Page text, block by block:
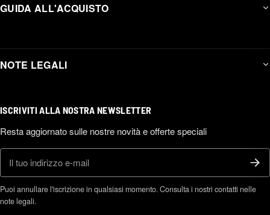
GUIDA ALL'ACQUISTO
NOTE LEGALI
ISCRIVITI ALLA NOSTRA NEWSLETTER
Resta aggiornato sulle nostre novità e offerte speciali
Puoi annullare l'iscrizione in qualsiasi momento. Consulta i nostri contatti nelle
note legali.